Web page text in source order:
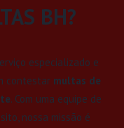
BH?
especializado e
contestar multas de
. Com uma equipe de
nossa missão é